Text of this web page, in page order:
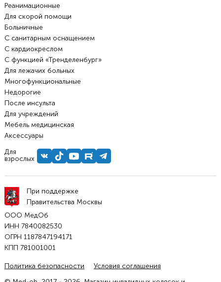
Реанимационные
Для скорой помощи
Больничные
С санитарным оснащением
С кардиокреслом
С функцией «Тренделенбург»
Для лежачих больных
Многофункциональные
Недорогие
После инсульта
Для учреждений
Мебель медицинская
Аксессуары
Для
взрослых
При поддержке
Правительства Москвы
ООО МедОб
ИНН 7840082530
ОГРН 1187847194171
КПП 781001001
Политика безопасности
Условия соглашения